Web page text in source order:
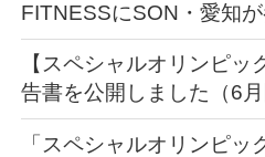
FITNESSにSON・愛知が
【スペシャルオリンピ
告書を公開しました（6月
「スペシャルオリンピ